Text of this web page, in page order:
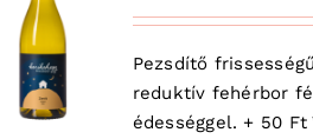
Pezsdítő
reduktív fehérbor
édességgel. + 50